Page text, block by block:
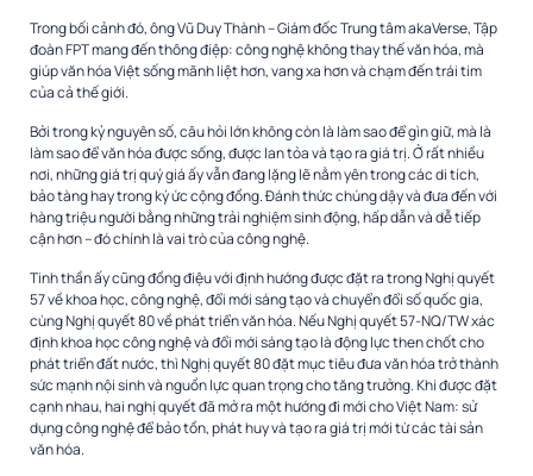
Trong bối cảnh đó, ông Vũ Duy Thành – Giám đốc Trung tâm akaVerse, Tập
đoàn FPT mang đến thông điệp: công nghệ không thay thế văn hóa, mà
giúp văn hóa Việt sống mãnh liệt hơn, vang xa hơn và chạm đến trái tim
của cả thế giới.
Bởi trong kỷ nguyên số, câu hỏi lớn không còn là làm sao để gìn giữ, mà là
làm sao để văn hóa được sống, được lan tỏa và tạo ra giá trị. Ở rất nhiều
nơi, những giá trị quý giá ấy vẫn đang lặng lẽ nằm yên trong các di tích,
bảo tàng hay trong ký ức cộng đồng. Đánh thức chúng dậy và đưa đến với
hàng triệu người bằng những trải nghiệm sinh động, hấp dẫn và dễ tiếp
cận hơn – đó chính là vai trò của công nghệ.
Tinh thần ấy cũng đồng điệu với định hướng được đặt ra trong Nghị quyết
57 về khoa học, công nghệ, đổi mới sáng tạo và chuyển đổi số quốc gia,
cùng Nghị quyết 80 về phát triển văn hóa. Nếu Nghị quyết 57-NQ/TW xác
định khoa học công nghệ và đổi mới sáng tạo là động lực then chốt cho
phát triển đất nước, thì Nghị quyết 80 đặt mục tiêu đưa văn hóa trở thành
sức mạnh nội sinh và nguồn lực quan trọng cho tăng trưởng. Khi được đặt
cạnh nhau, hai nghị quyết đã mở ra một hướng đi mới cho Việt Nam: sử
dụng công nghệ để bảo tồn, phát huy và tạo ra giá trị mới từ các tài sản
văn hóa.